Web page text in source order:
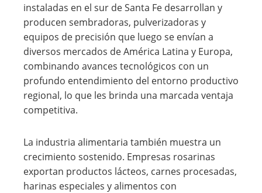
instaladas en el sur de Santa Fe desarrollan y
producen sembradoras, pulverizadoras y
equipos de precisión que luego se envían a
diversos mercados de América Latina y Europa,
combinando avances tecnológicos con un
profundo entendimiento del entorno productivo
regional, lo que les brinda una marcada ventaja
competitiva.
La industria alimentaria también muestra un
crecimiento sostenido. Empresas rosarinas
exportan productos lácteos, carnes procesadas,
harinas especiales y alimentos con